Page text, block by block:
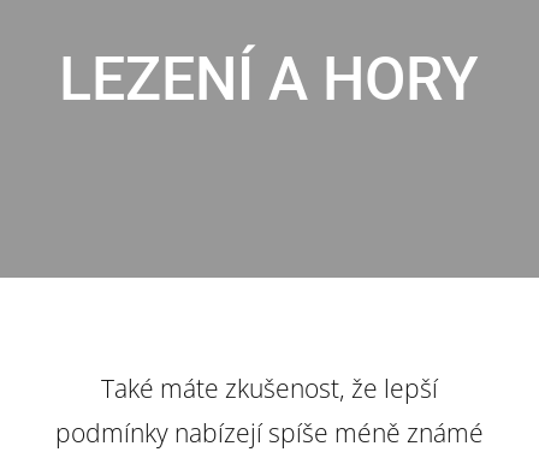
LEZENÍ A HORY
Také máte zkušenost, že lepší
podmínky nabízejí spíše méně známé